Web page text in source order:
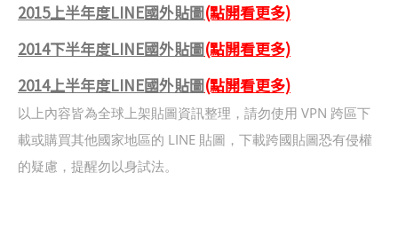
2015上半年度LINE國外貼圖(點開看更多)
2014下半年度LINE國外貼圖(點開看更多)
2014上半年度LINE國外貼圖(點開看更多)
以上內容皆為全球上架貼圖資訊整理，請勿使用 VPN 跨區下
載或購買其他國家地區的 LINE 貼圖，下載跨國貼圖恐有侵權
的疑慮，提醒勿以身試法。